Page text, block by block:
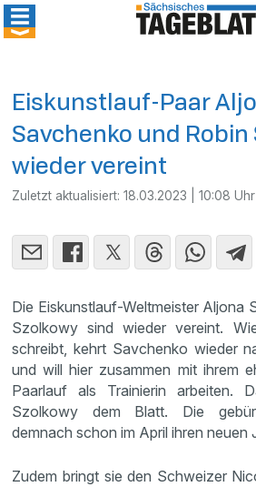
Eiskunstlauf-Paar
Savchenko und Robin
wieder vereint
Zuletzt aktualisiert:18.03.2023 | 10:08 Uhr
Die Eiskunstlauf-Weltmeister Aljona
Szolkowy sind wieder vereint.
schreibt, kehrt Savchenko wieder
und will hier zusammen mit ihrem
Paarlauf als Trainierin arbeiten.
Szolkowy dem Blatt. Die
demnach schon im April ihren neuen
Zudem bringt sie den Schweizer